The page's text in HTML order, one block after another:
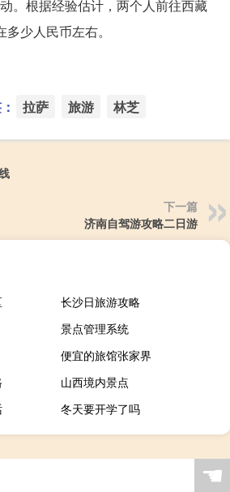
。根据经验估计，两个人前往西藏
少人民币左右。
拉萨 旅游 林芝
下一篇
济南自驾游攻略二日游
长沙日旅游攻略
景点管理系统
便宜的旅馆张家界
山西境内景点
冬天要开学了吗
☚